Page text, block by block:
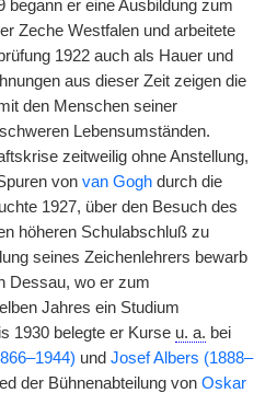
begann er eine Ausbildung zum
Zeche Westfalen und arbeitete
1922 auch als Hauer und
aus dieser Zeit zeigen die
den Menschen seiner
Lebensumständen.
zeitweilig ohne Anstellung,
von van Gogh durch die
1927, über den Besuch des
höheren Schulabschluß zu
seines Zeichenlehrers bewarb
Dessau, wo er zum
Jahres ein Studium
1930 belegte er Kurse u. a. bei
und Josef Albers (1888–
der Bühnenabteilung von Oskar